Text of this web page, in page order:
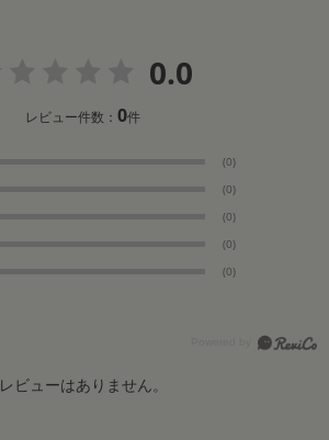
0.0
レビュー件数：0件
(0)
(0)
(0)
(0)
(0)
レビューはありません。